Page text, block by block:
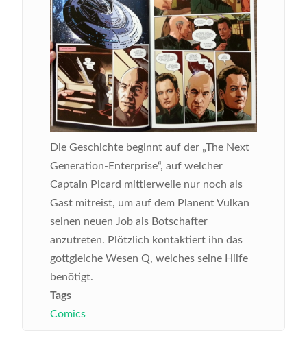
Die Geschichte beginnt auf der „The Next
Generation-Enterprise“, auf welcher
Captain Picard mittlerweile nur noch als
Gast mitreist, um auf dem Planent Vulkan
seinen neuen Job als Botschafter
anzutreten. Plötzlich kontaktiert ihn das
gottgleiche Wesen Q, welches seine Hilfe
benötigt.
Tags
Comics